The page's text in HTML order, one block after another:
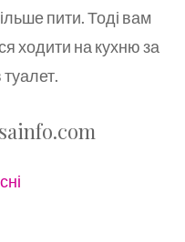
пити. Тоді вам
ходити на кухню за